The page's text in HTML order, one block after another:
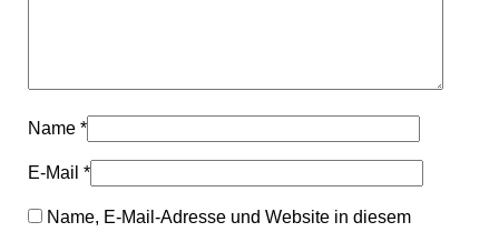
Name *
E-Mail *
Name, E-Mail-Adresse und Website in diesem